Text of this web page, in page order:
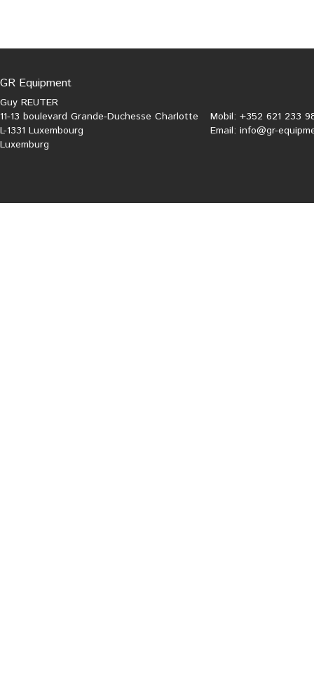
GR Equipment
Guy REUTER
11-13 boulevard Grande-Duchesse Charlotte
L-1331 Luxembourg
Luxemburg
Mobil: +352 621 233
Email: info@gr-